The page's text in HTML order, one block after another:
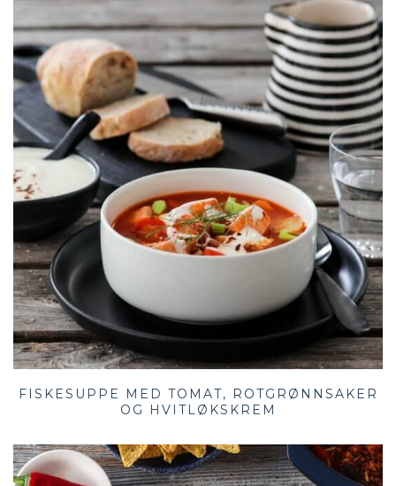
FISKESUPPE MED TOMAT, ROTGRØNNSAKER
OG HVITLØKSKREM